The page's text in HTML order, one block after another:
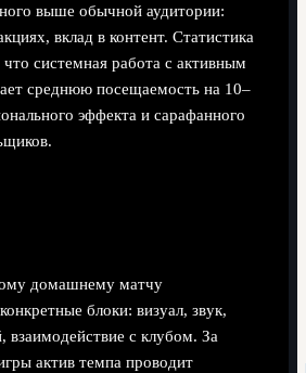
выше обычной аудитории:
вклад в контент. Статистика
что системная работа с активным
среднюю посещаемость на 10–
эффекта и сарафанного
домашнему матчу
блоки: визуал, звук,
взаимодействие с клубом. За
актив темпа проводит